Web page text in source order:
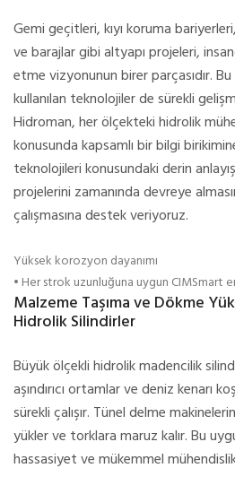
Gemi geçitleri, kıyı koruma
ve barajlar gibi altyapı projeleri,
etme vizyonunun birer parçasıdır.
kullanılan teknolojiler de sürekli
Hidroman, her ölçekteki hidrolik
konusunda kapsamlı bir bilgi
teknolojileri konusundaki derin
projelerini zamanında devreye
çalışmasına destek veriyoruz.
Yüksek korozyon dayanımı
• Her strok uzunluğuna uygun CIMSmart
Malzeme Taşıma ve Dökme
Hidrolik Silindirler
Büyük ölçekli hidrolik madencilik
aşındırıcı ortamlar ve deniz kenarı
sürekli çalışır. Tünel delme
yükler ve torklara maruz kalır. Bu
hassasiyet ve mükemmel